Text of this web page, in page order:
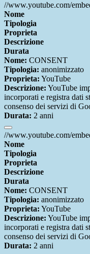
//www.youtube.com/
Nome
Tipologia
Proprieta
Descrizione
Durata
Nome: CONSENT
Tipologia: anonimizzato
Proprieta: YouTube
Descrizione: YouTube
incorporati e registra dati
consenso dei servizi di
Durata: 2 anni
//www.youtube.com/
Nome
Tipologia
Proprieta
Descrizione
Durata
Nome: CONSENT
Tipologia: anonimizzato
Proprieta: YouTube
Descrizione: YouTube
incorporati e registra dati
consenso dei servizi di
Durata: 2 anni